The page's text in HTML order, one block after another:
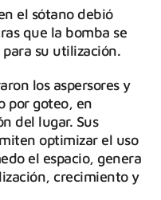
el sótano debió
que la bomba se
su utilización.
los aspersores y
por goteo, en
del lugar. Sus
optimizar el uso
el espacio, genera
crecimiento y